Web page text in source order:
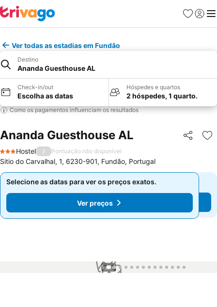
Favoritos
Iniciar
Ver todas as estadias em Fundão
Destino
Ananda Guesthouse AL
Check-in/out
Escolha as datas
Hóspedes e quartos
2 hóspedes, 1 quarto.
Como os pagamentos influenciam os resultados
Ananda Guesthouse AL Partilhar
3 Estrelas
Hostel / Pontuação não disponível
Sitio do Carvalhal, 1, 6230-901, Fundão, Portugal
Selecione as datas para ver os preços exatos.
Ver preços
Selecione as datas para ver os preços exatos.
Ver preços
1 / 14